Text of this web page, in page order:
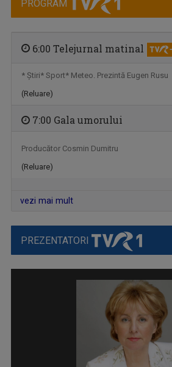
VIAŢA SATULUI
"Krónika" e un cuvânt din altă limbă, dar nu ...
PROGRAM
6:00 Telejurnal matinal
* Ştiri* Sport* Meteo. Prezintă Eugen Rusu
(Reluare)
7:00 Gala umorului
Producător Cosmin Dumitru
(Reluare)
vezi mai mult
PREZENTATORI